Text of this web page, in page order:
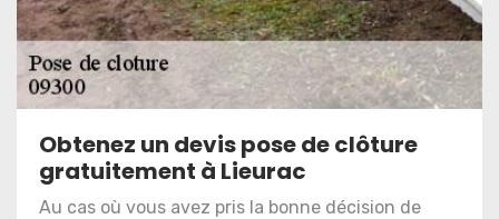
Obtenez un devis pose de clôture
gratuitement à Lieurac
Au cas où vous avez pris la bonne décision de